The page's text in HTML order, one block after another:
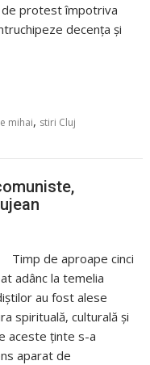
de protest împotriva
decenţa şi
mihai, stiri Cluj
Timp de aproape cinci
adânc la temelia
au fost alese
spirituală, culturală și
aceste ținte s-a
aparat de